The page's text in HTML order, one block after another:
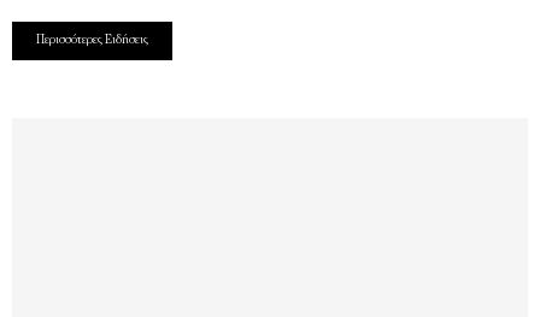
Περισσότερες Ειδήσεις